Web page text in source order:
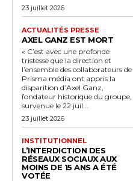
23 juillet 2026
ACTUALITÉS PRESSE
AXEL GANZ EST MORT
« C’est avec une profonde
tristesse que la direction et
l’ensemble des collaborateurs de
Prisma média ont appris la
disparition d’Axel Ganz,
fondateur historique du groupe,
survenue le 22 juil...
23 juillet 2026
INSTITUTIONNEL
L’INTERDICTION DES
RÉSEAUX SOCIAUX AUX
MOINS DE 15 ANS A ÉTÉ
VOTÉE